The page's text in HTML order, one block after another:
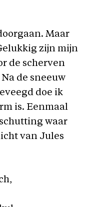
Maar
zijn mijn
de scherven
de sneeuw
doe ik
is. Eenmaal
waar
van Jules